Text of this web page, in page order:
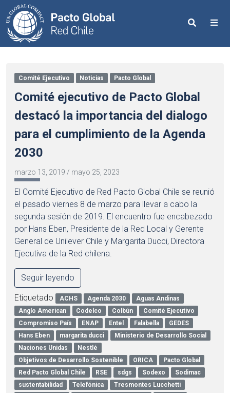
Search
Comité Ejecutivo Noticias Pacto Global
Comité ejecutivo de Pacto Global
destacó la importancia del dialogo
para el cumplimiento de la Agenda
2030
marzo 13, 2019 / mayo 25, 2023
El Comité Ejecutivo de Red Pacto Global Chile se reunió
el pasado viernes 8 de marzo para llevar a cabo la
segunda sesión de 2019. El encuentro fue encabezado
por Hans Eben, Presidente de la Red Local y Gerente
General de Unilever Chile y Margarita Ducci, Directora
Ejecutiva de la Red chilena.
Seguir leyendo
Etiquetado ACHS Agenda 2030
Aguas Andinas
Anglo American
Codelco Colbún
Comité Ejecutivo
Compromiso País
ENAP Entel Falabella
GEDES
Hans Eben
margarita ducci
Ministerio de Desarrollo Social
Naciones Unidas
Nestlé
Objetivos de Desarrollo Sostenible
ORICA
Pacto Global
Red Pacto Global Chile
RSE sdgs Sodexo
Sodimac
sustentabilidad
Telefónica
Tresmontes Lucchetti